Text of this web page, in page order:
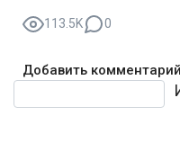
113.5K 0
Добавить комментарий
Текст комментария